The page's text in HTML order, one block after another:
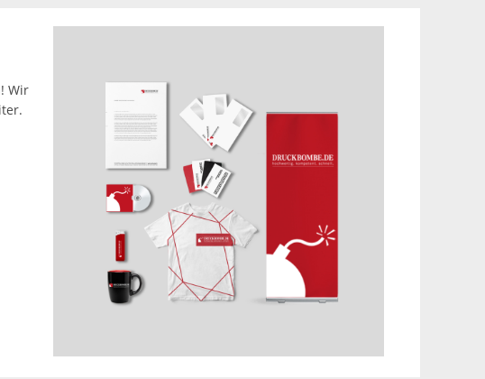
Wir